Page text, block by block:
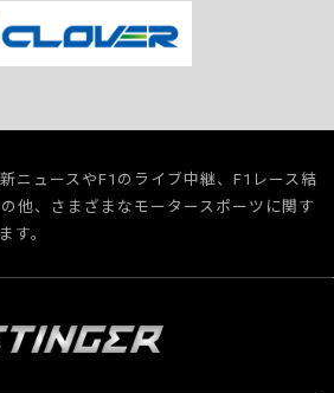
ニュースやF1のライブ中継、F1レース結
他、さまざまなモータースポーツに関す
す。